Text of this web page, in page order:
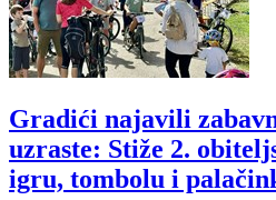
Gradići najavili
uzraste: Stiže 2.
igru, tombolu i